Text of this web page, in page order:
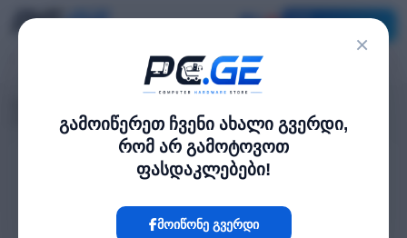
×
გამოიწერეთ ჩვენი ახალი გვერდი,
რომ არ გამოტოვოთ
ფასდაკლებები!
მოიწონე გვერდი
PTZ დომ კამერის ჩამოსაკიდი სამაგრი, Uniview